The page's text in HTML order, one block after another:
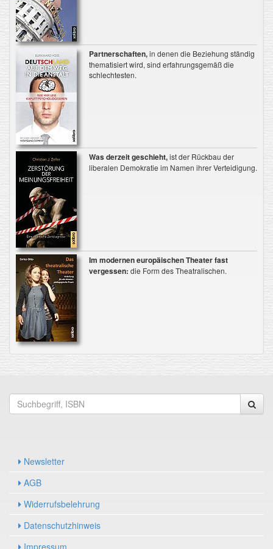
Partnerschaften,in denen die Beziehung ständig
thematisiert wird, sind erfahrungsgemäß die
schlechtesten.
Was derzeit geschieht,ist der Rückbau der
liberalen Demokratie im Namen ihrer Verteidigung.
Im modernen europäischen Theater fast
vergessen: die Form des Theatralischen.
Newsletter
AGB
Widerrufsbelehrung
Datenschutzhinweis
Impressum